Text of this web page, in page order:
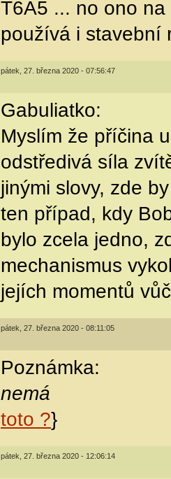
T6A5 ... no ono
používá i stavební
pátek, 27. března 2020 - 07:56:47
Gabuliatko:
Myslím že příčina
odstředivá síla
jinými slovy, zde
ten případ, kdy
bylo zcela jedno,
mechanismus
jejích momentů
pátek, 27. března 2020 - 08:11:05
Poznámka:
nemá
toto ?}
pátek, 27. března 2020 - 12:06:14